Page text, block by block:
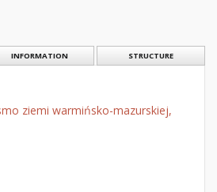
INFORMATION STRUCTURE
ziemi warmińsko-mazurskiej,